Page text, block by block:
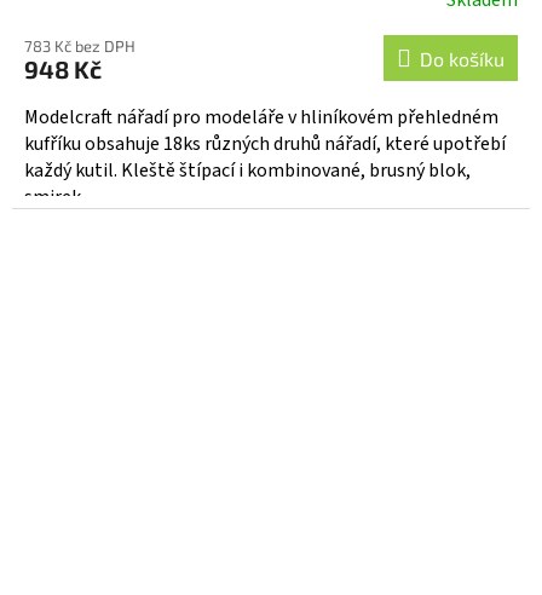
783 Kč bez DPH
948 Kč Do košíku
Modelcraft nářadí pro modeláře v hliníkovém přehledném
kufříku obsahuje 18ks různých druhů nářadí, které upotřebí
každý kutil. Kleště štípací i kombinované, brusný blok,
smirek,...